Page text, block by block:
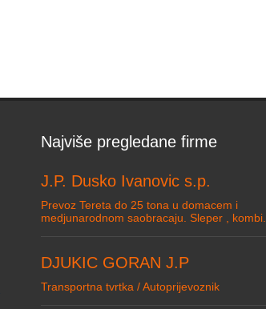
Najviše pregledane firme
J.P. Dusko Ivanovic s.p.
Prevoz Tereta do 25 tona u domacem i
medjunarodnom saobracaju. Sleper , kombi.
DJUKIC GORAN J.P
Transportna tvrtka / Autoprijevoznik